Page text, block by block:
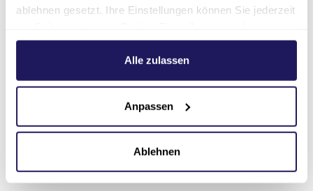
ablehnen gesetzt. Ihre Einstellungen können Sie jederzeit
Weitere Informationen hierzu finden Sie in unserer
.
Alle zulassen
Anpassen
Ablehnen
Mehr dazu: Wieso Cert